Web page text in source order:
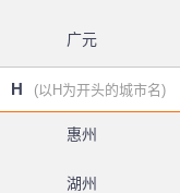
广元
H (以H为开头的城市名)
惠州
湖州